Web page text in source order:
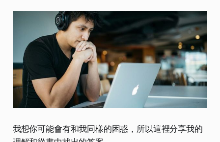
我想你可能會有和我同樣的困惑，所以這裡分享我的